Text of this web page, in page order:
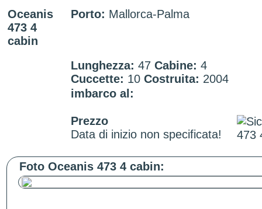
Oceanis
473 4
cabin
Porto: Mallorca-Palma
Lunghezza: 47 Cabine: 4
Cuccette: 10 Costruita: 2004
imbarco al:
Prezzo
Data di inizio non specificata!
Foto Oceanis 473 4 cabin: